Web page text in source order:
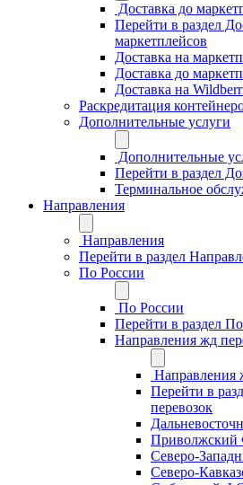
Доставка до
Перейти в раздел
маркетплейсов
Доставка на
Доставка до
Доставка на
Раскредитация
Дополнительные услуги
Дополнительные
Перейти в раздел
Терминальное
Направления
Направления
Перейти в раздел
По России
По России
Перейти в раздел
Направления жд
Направления
Перейти в
перевозок
Северо-
Северо-